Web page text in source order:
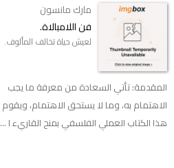
مارك مانسون
فن اللامبالاة.
لعيش حياة تخالف المألوف.
المقدمة: تأتي السعادة من معرفة ما يجب
الاهتمام به، وما لا يستحق الاهتمام، ويقوم
هذا الكتاب العملي الفلسفي بمنح القاريء ا ...